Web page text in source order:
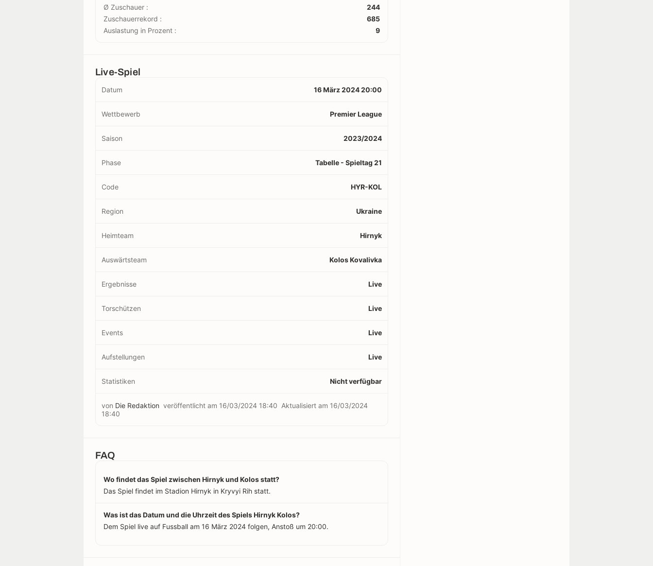
Ø Zuschauer :
244
Zuschauerrekord :
685
Auslastung in Prozent :
9
Live-Spiel
Datum 16 März 2024 20:00
Wettbewerb Premier League
Saison 2023/2024
Phase Tabelle - Spieltag 21
Code HYR-KOL
Region Ukraine
Heimteam Hirnyk
Auswärtsteam Kolos Kovalivka
Ergebnisse Live
Torschützen Live
Events Live
Aufstellungen Live
Statistiken Nicht verfügbar
von Die Redaktion veröffentlicht am 16/03/2024 18:40 Aktualisiert am 16/03/2024
18:40
FAQ
Wo findet das Spiel zwischen Hirnyk und Kolos statt?
Das Spiel findet im Stadion Hirnyk in Kryvyi Rih statt.
Was ist das Datum und die Uhrzeit des Spiels Hirnyk Kolos?
Dem Spiel live auf Fussball am 16 März 2024 folgen, Anstoß um 20:00.